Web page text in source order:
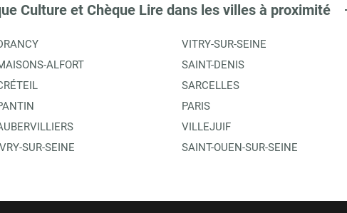
Culture et Chèque Lire dans les villes à proximité
ALFORT
SUR-SEINE
VITRY-SUR-SEINE
SAINT-DENIS
SARCELLES
PARIS
VILLEJUIF
SAINT-OUEN-SUR-SEINE